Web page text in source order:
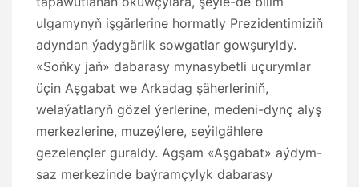
ulgamynyň işgärlerine hormatly Prezidentimiziň
adyndan ýadygärlik sowgatlar gowşuryldy.
«Soňky jaň» dabarasy mynasybetli uçurymlar
üçin Aşgabat we Arkadag şäherleriniň,
welaýatlaryň gözel ýerlerine, medeni-dynç alyş
merkezlerine, muzeýlere, seýilgählere
gezelençler guraldy. Agşam «Aşgabat» aýdym-
saz merkezinde baýramçylyk dabarasy